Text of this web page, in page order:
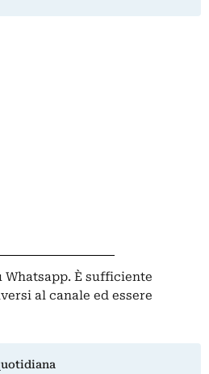
È sufficiente
al canale ed essere